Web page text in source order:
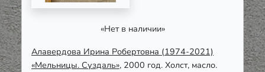
«Нет в наличии»
Алавердова Ирина Робертовна (1974-2021)
«Мельницы. Суздаль», 2000 год. Холст, масло.